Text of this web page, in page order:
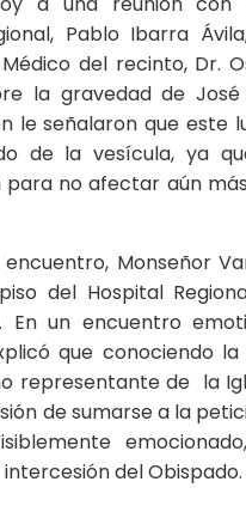
Pablo Ibarra
del recinto, Dr.
la gravedad de José
le señalaron que este
de la vesícula, ya
para no afectar aún
encuentro, Monseñor
del Hospital
En un encuentro
que conociendo
representante de la
de sumarse a la
del Obispado.